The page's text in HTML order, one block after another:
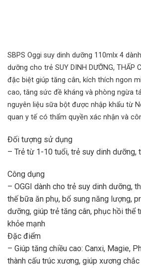
SBPS Oggi suy dinh dưỡng 110mlx 4
dưỡng cho trẻ SUY DINH DƯỠNG, THẤP
đặc biệt giúp tăng cân, kích thích ngon
cao, tăng sức đề kháng và phòng ngừa
nguyên liệu sữa bột được nhập khẩu từ
quan y tế có thẩm quyền xác nhận và
Đối tượng sử dụng
– Trẻ từ 1-10 tuổi, trẻ suy dinh dưỡng,
Công dụng
– OGGI dành cho trẻ suy dinh dưỡng,
thế bữa ăn phụ, bổ sung năng lượng,
dưỡng, giúp trẻ tăng cân, phục hồi thể
khỏe mạnh
Đặc điểm
– Giúp tăng chiều cao: Canxi, Magie,
thành cấu trúc xương, giúp xương